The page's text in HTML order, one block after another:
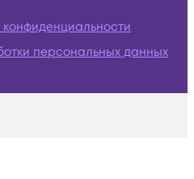
конфиденциальности
персональных данных